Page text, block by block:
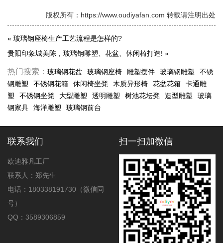
版权所有：https://www.oudiyafan.com 转载请注明出处
« 玻璃钢座椅生产工艺流程是怎样的?
贵阳印象城美陈，玻璃钢雕塑、花盆、休闲椅打造! »
热门搜索： 玻璃钢花盆 玻璃钢座椅 雕塑摆件 玻璃钢雕塑
不锈
钢雕塑
不锈钢花箱 休闲椅坐凳 木质异形椅 花盆花箱
卡通雕
塑
不锈钢坐凳 大型雕塑 透明雕塑 树池花坛凳 造型雕塑
玻璃
钢家具
海洋雕塑 玻璃钢前台
联系我们
欧迪雅凡工厂
联系人：郑先生
电话：180338191730（微信同
号）
QQ：3589306859
扫一扫加微信